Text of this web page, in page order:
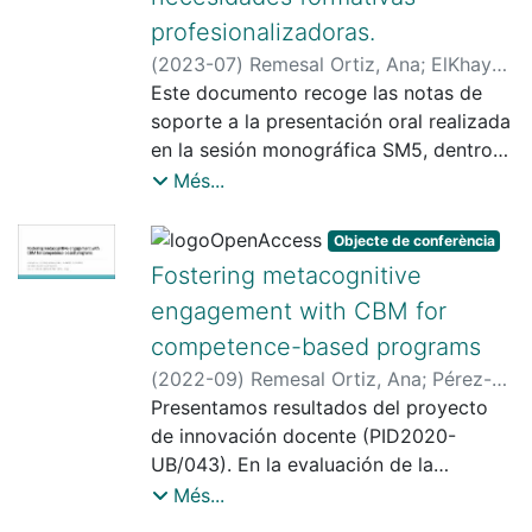
previo o máster previo).
profesionalizadoras.
(2023-07) Remesal Ortiz, Ana; ElKhayat,
Maryam;Fierro, José Daniel ;Pérez-
Sedano, Esther
Este documento recoge las notas de
soporte a la presentación oral realizada
en la sesión monográfica SM5, dentro
del congreso CIDUI-2023. En la sesión
utilidad que identificamos en el sistema
CBM como herramienta diagnóstica y
sobre todo auto-diagnóstica para el
propio estudiantado, con miras a
desarrollar competencias profesionales
de toma de decisiones fundamentadas.
Més...
Objecte de conferència
Fostering metacognitive
engagement with CBM for
competence-based programs
(2022-09) Remesal Ortiz, Ana; Pérez-
Sedano, Esther;ElKhayat, Maryam;
Fierro, José Daniel
Presentamos resultados del proyecto
de innovación docente (PID2020-
UB/043). En la evaluación de la
experiencia por parte del estudiantado
Més...